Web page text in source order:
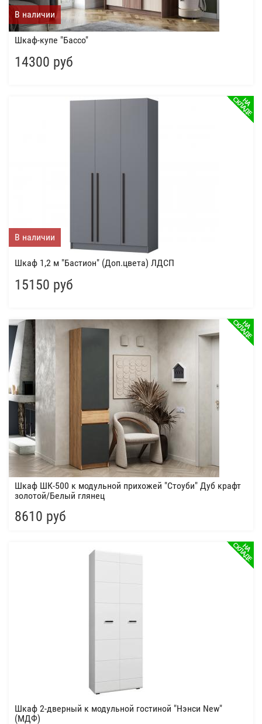
В наличии
Шкаф-купе "Бассо"
14300 руб
В наличии
Шкаф 1,2 м "Бастион" (Доп.цвета) ЛДСП
15150 руб
Шкаф ШК-500 к модульной прихожей "Стоуби" Дуб крафт
золотой/Белый глянец
8610 руб
Шкаф 2-дверный к модульной гостиной "Нэнси New"
(МДФ)